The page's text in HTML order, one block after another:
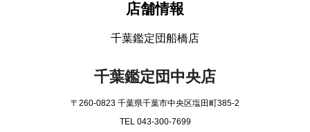
店舗情報
千葉鑑定団船橋店
千葉鑑定団中央店
〒260-0823 千葉県千葉市中央区塩田町385-2
TEL 043-300-7699